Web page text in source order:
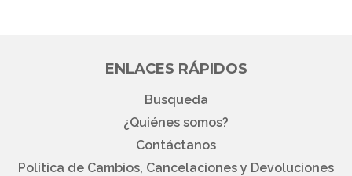
ENLACES RÁPIDOS
Busqueda
¿Quiénes somos?
Contáctanos
Política de Cambios, Cancelaciones y Devoluciones